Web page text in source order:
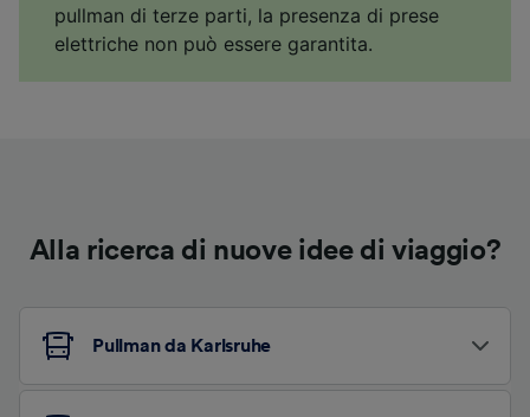
pullman di terze parti, la presenza di prese
elettriche non può essere garantita.
Alla ricerca di nuove idee di viaggio?
Pullman da Karlsruhe